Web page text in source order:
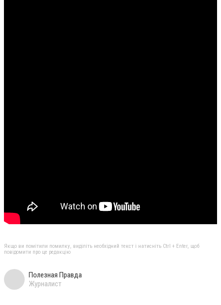
Якщо ви помітили помилку, виділіть необхідний текст і натисніть Ctrl + Enter, щоб
повідомити про це редакцію
Полезная Правда
Журналист